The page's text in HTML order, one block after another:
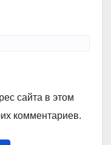
сайта в этом
комментариев.